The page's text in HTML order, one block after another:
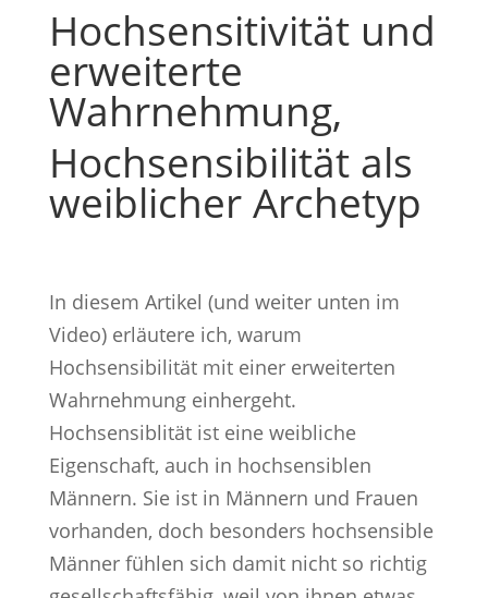
Hochsensitivität und
erweiterte
Wahrnehmung,
Hochsensibilität als
weiblicher Archetyp
In diesem Artikel (und weiter unten im
Video) erläutere ich, warum
Hochsensibilität mit einer erweiterten
Wahrnehmung einhergeht.
Hochsensiblität ist eine weibliche
Eigenschaft, auch in hochsensiblen
Männern. Sie ist in Männern und Frauen
vorhanden, doch besonders hochsensible
Männer fühlen sich damit nicht so richtig